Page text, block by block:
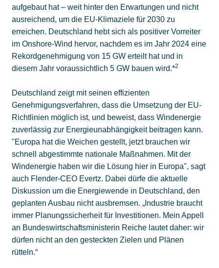
aufgebaut hat – weit hinter den Erwartungen und nicht
ausreichend, um die EU-Klimaziele für 2030 zu
erreichen. Deutschland hebt sich als positiver Vorreiter
im Onshore-Wind hervor, nachdem es im Jahr 2024 eine
Rekordgenehmigung von 15 GW erteilt hat und in
diesem Jahr voraussichtlich 5 GW bauen wird.*2
Deutschland zeigt mit seinen effizienten
Genehmigungsverfahren, dass die Umsetzung der EU-
Richtlinien möglich ist, und beweist, dass Windenergie
zuverlässig zur Energieunabhängigkeit beitragen kann.
"Europa hat die Weichen gestellt, jetzt brauchen wir
schnell abgestimmte nationale Maßnahmen. Mit der
Windenergie haben wir die Lösung hier in Europa", sagt
auch Flender-CEO Evertz. Dabei dürfe die aktuelle
Diskussion um die Energiewende in Deutschland, den
geplanten Ausbau nicht ausbremsen. „Industrie braucht
immer Planungssicherheit für Investitionen. Mein Appell
an Bundeswirtschaftsministerin Reiche lautet daher: wir
dürfen nicht an den gesteckten Zielen und Plänen
rütteln.“